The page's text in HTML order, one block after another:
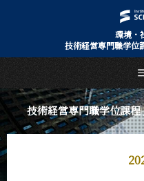
環境・
技術経営専門職学位
技術経営専門職学位課
日本語
Top Page
技術経営専門職学位課程 /
About Us